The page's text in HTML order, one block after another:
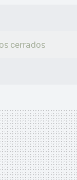
cerrados